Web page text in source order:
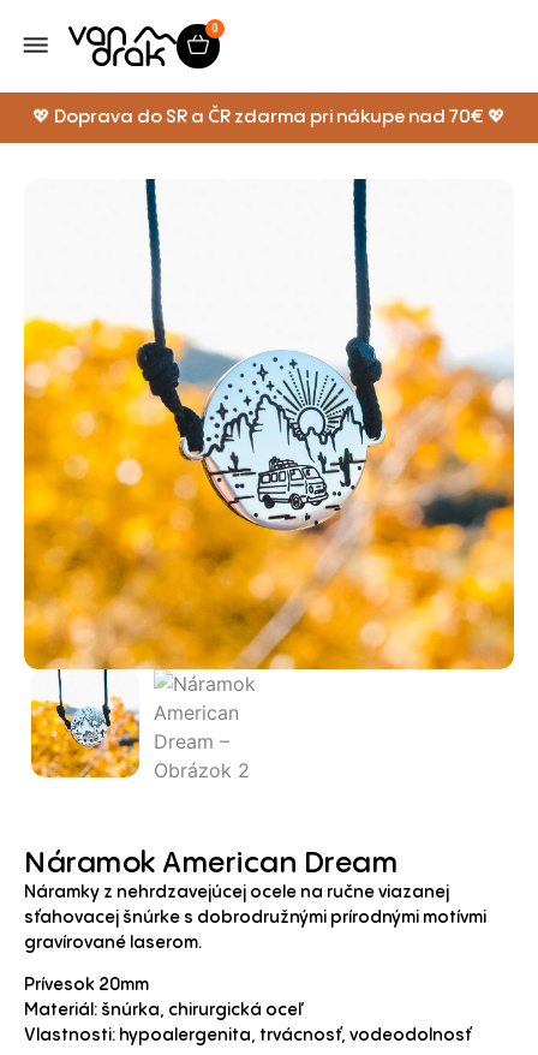
0
💖 Doprava do SR a ČR zdarma pri nákupe nad 70€ 💖
Náramok American Dream
Náramky z nehrdzavejúcej ocele na ručne viazanej
sťahovacej šnúrke s dobrodružnými prírodnými motívmi
gravírované laserom.
Prívesok 20mm
Materiál: šnúrka, chirurgická oceľ
Vlastnosti: hypoalergenita, trvácnosť, vodeodolnosť